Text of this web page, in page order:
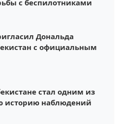
с беспилотниками
Дональда
с официальным
стал одним из
историю наблюдений